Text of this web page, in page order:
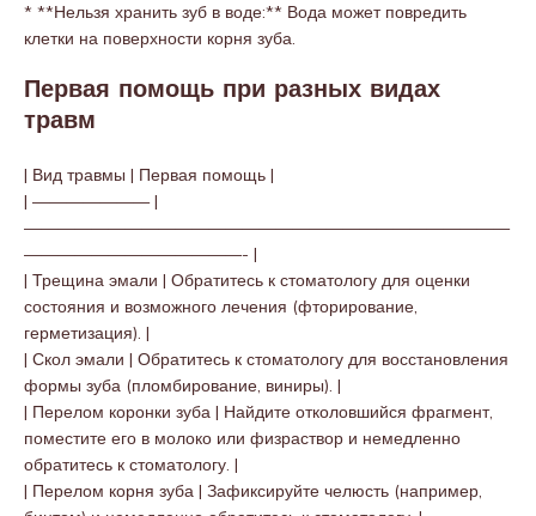
* **Нельзя хранить зуб в воде:** Вода может повредить
клетки на поверхности корня зуба.
Первая помощь при разных видах
травм
| Вид травмы | Первая помощь |
| ——————— |
—————————————————————————————
—————————————- |
| Трещина эмали | Обратитесь к стоматологу для оценки
состояния и возможного лечения (фторирование,
герметизация). |
| Скол эмали | Обратитесь к стоматологу для восстановления
формы зуба (пломбирование, виниры). |
| Перелом коронки зуба | Найдите отколовшийся фрагмент,
поместите его в молоко или физраствор и немедленно
обратитесь к стоматологу. |
| Перелом корня зуба | Зафиксируйте челюсть (например,